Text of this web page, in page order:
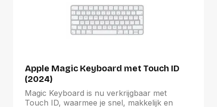
Duurste eerst
Apple Magic Keyboard met Touch ID
(2024)
Magic Keyboard is nu verkrijgbaar met
Touch ID, waarmee je snel, makkelijk en